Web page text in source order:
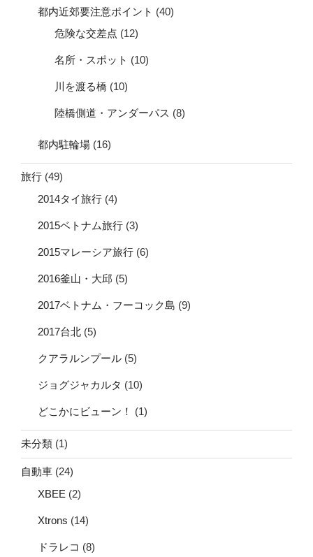
都内近郊要注意ポイント (40)
危険な交差点 (12)
名所・スポット (10)
川を渡る橋 (10)
陸橋側道・アンダーパス (8)
都内駐輪場 (16)
旅行 (49)
2014タイ旅行 (4)
2015ベトナム旅行 (3)
2015マレーシア旅行 (6)
2016釜山・大邱 (5)
2017ベトナム・フーコック島 (9)
2017台北 (5)
クアラルンプール (5)
ジョグジャカルタ (10)
どこかにビューン！ (1)
未分類 (1)
自動車 (24)
XBEE (2)
Xtrons (14)
ドラレコ (8)